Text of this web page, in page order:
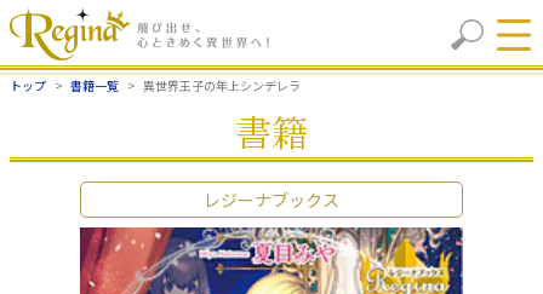
トップ 書籍一覧 異世界王子の年上シンデレラ
書籍
レジーナブックス